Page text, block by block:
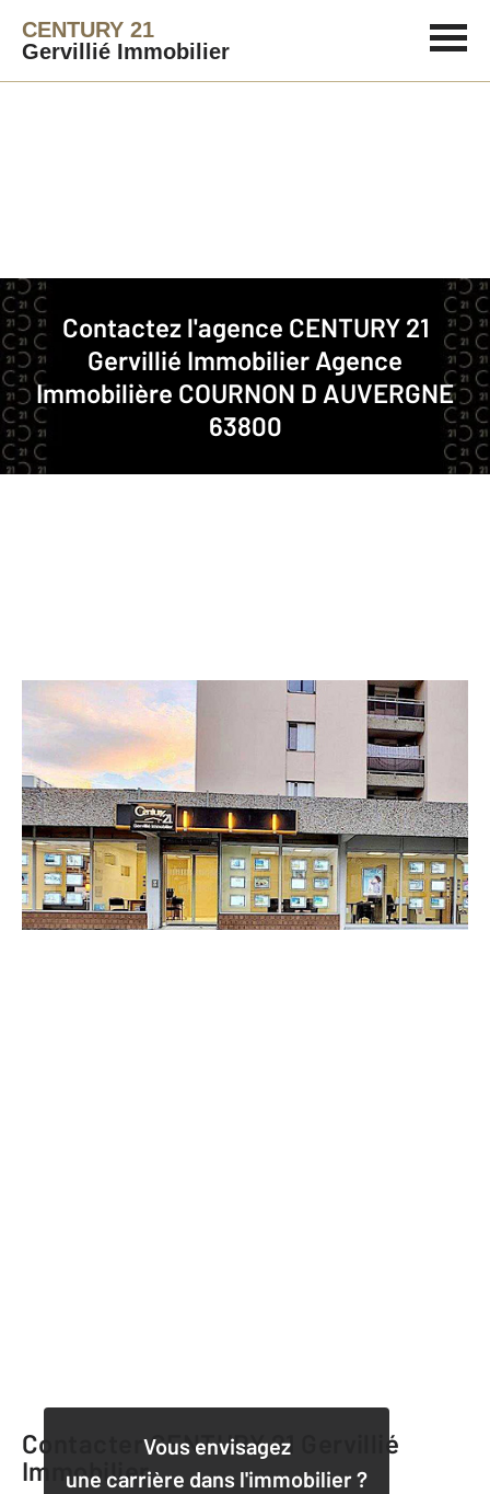
CENTURY 21
Gervillié Immobilier
Contactez l'agence CENTURY 21
Gervillié Immobilier Agence
Immobilière COURNON D AUVERGNE
63800
Agence immobilière Contact
Notre agence à COURNON D
AUVERGNE
CENTURY 21 Gervillié Immobilier
29 avenue du Maréchal Joffre
COURNON D AUVERGNE - 63800
Envoyer un message
Téléphoner à l'agence
Vous envisagez
une carrière dans l'immobilier ?
Contacter CENTURY 21 Gervillié
Immobilier